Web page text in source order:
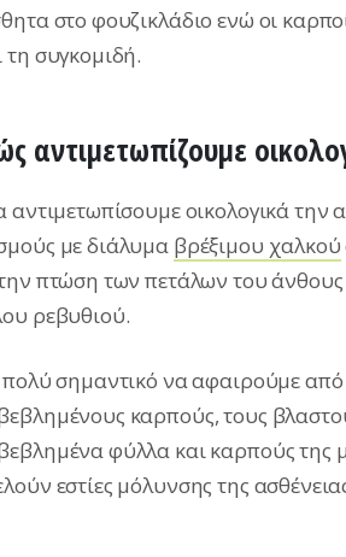
στο φουζικλάδιο ενώ οι
τη συγκομιδή.
αντιμετωπίζουμε
αντιμετωπίσουμε οικολογικά την
με διάλυμα βρέξιμου χαλκού
πτώση των πετάλων του άνθους
ρεβυθιού.
πολύ σημαντικό να αφαιρούμε
καρπούς, τους
φύλλα και καρπούς της
εστίες μόλυνσης της